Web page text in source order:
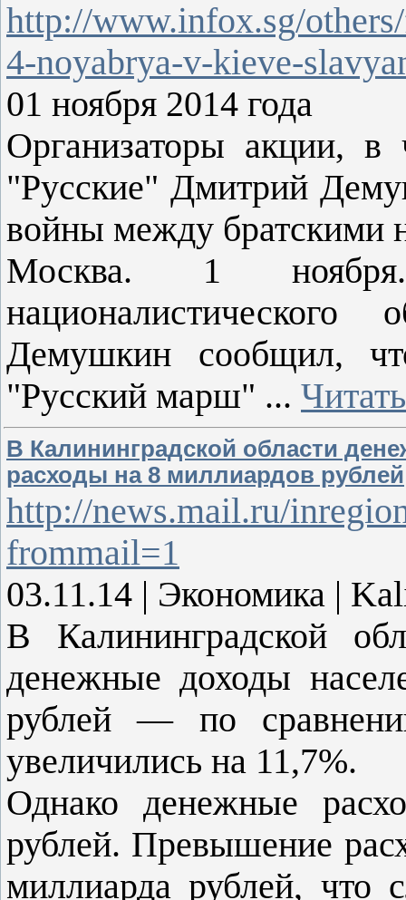
http://www.infox.sg/
4-noyabrya-v-kieve-
01 ноября 2014 года
Организаторы акции, в
"Русские" Дмитрий
войны между братскими
Москва. 1
Демушкин сообщил,
"Русский марш" ...
В Калининградской области
расходы на 8 миллиардов рублей
http://news.mail.ru/
frommail=1
03.11.14 | Экономика |
В Калининградской
денежные доходы
рублей — по
увеличились на 11,7%.
Однако денежные
рублей. Превышение
миллиарда рублей, что